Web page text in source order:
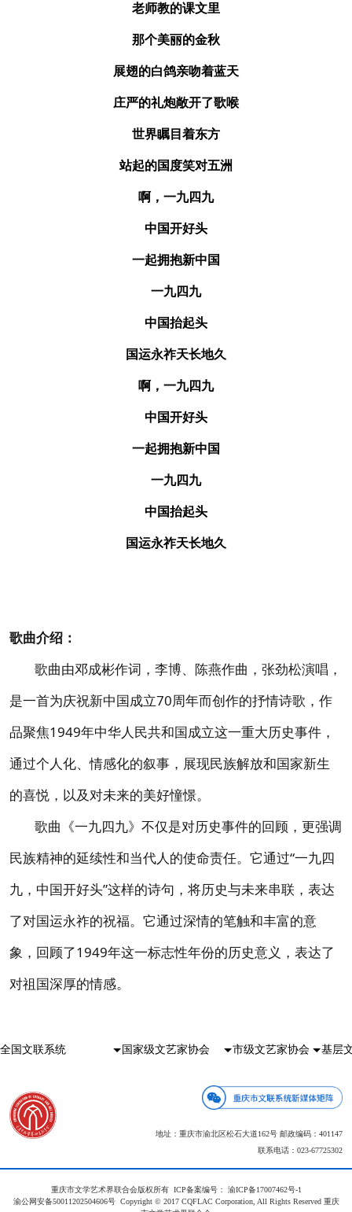
老师教的课文里
那个美丽的金秋
展翅的白鸽亲吻着蓝天
庄严的礼炮敞开了歌喉
世界瞩目着东方
站起的国度笑对五洲
啊，一九四九
中国开好头
一起拥抱新中国
一九四九
中国抬起头
国运永祚天长地久
啊，一九四九
中国开好头
一起拥抱新中国
一九四九
中国抬起头
国运永祚天长地久
歌曲介绍：
歌曲由邓成彬作词，李博、陈燕作曲，张劲松演唱，
是一首为庆祝新中国成立70周年而创作的抒情诗歌，作
品聚焦1949年中华人民共和国成立这一重大历史事件，
通过个人化、情感化的叙事，展现民族解放和国家新生
的喜悦，以及对未来的美好憧憬。
歌曲《一九四九》不仅是对历史事件的回顾，更强调
民族精神的延续性和当代人的使命责任。它通过“一九四
九，中国开好头”这样的诗句，将历史与未来串联，表达
了对国运永祚的祝福。它通过深情的笔触和丰富的意
象，回顾了1949年这一标志性年份的历史意义，表达了
对祖国深厚的情感。
地址：重庆市渝北区松石大道162号 邮政编码：401147
联系电话：023-67725302
重庆市文学艺术界联合会版权所有 ICP备案编号： 渝ICP备17007462号-1
渝公网安备50011202504606号Copyright © 2017 CQFLAC Corporation, All Rights Reserved 重庆